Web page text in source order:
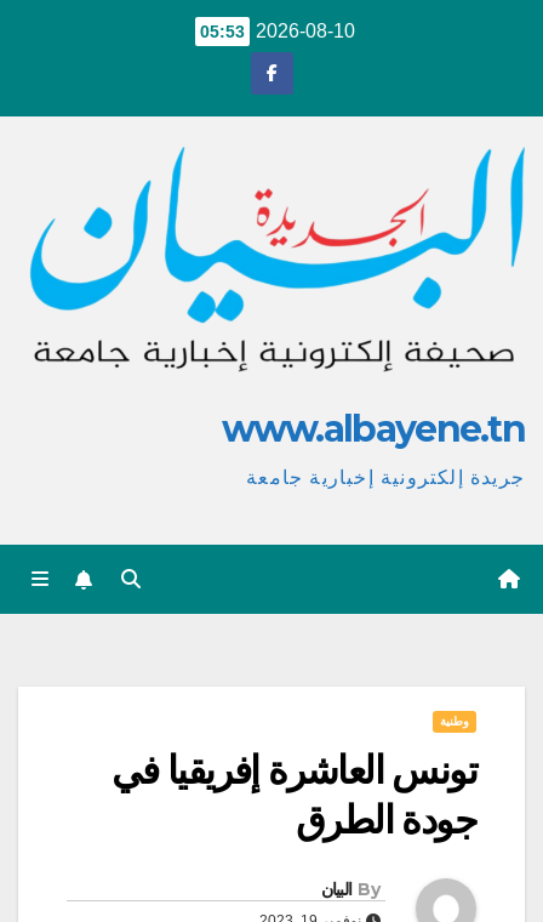
2026-08-10
05:53
www.albayene.tn
جريدة إلكترونية إخبارية جامعة
وطنية
تونس العاشرة إفريقيا في
جودة الطرق
By البيان